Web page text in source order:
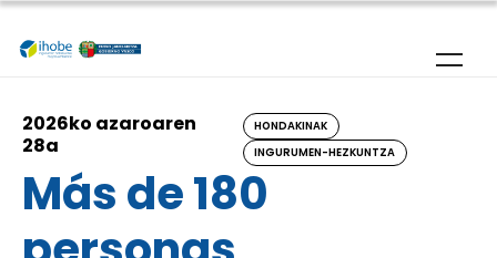
Skip to main content
2026ko azaroaren
28a
HONDAKINAK
INGURUMEN-HEZKUNTZA
Más de 180